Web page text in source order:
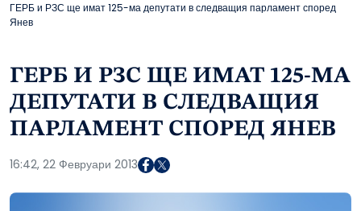
ГЕРБ и РЗС ще имат 125-ма депутати в следващия парламент според
Янев
ГЕРБ И РЗС ЩЕ ИМАТ 125-МА
ДЕПУТАТИ В СЛЕДВАЩИЯ
ПАРЛАМЕНТ СПОРЕД ЯНЕВ
16:42, 22 Февруари 2013